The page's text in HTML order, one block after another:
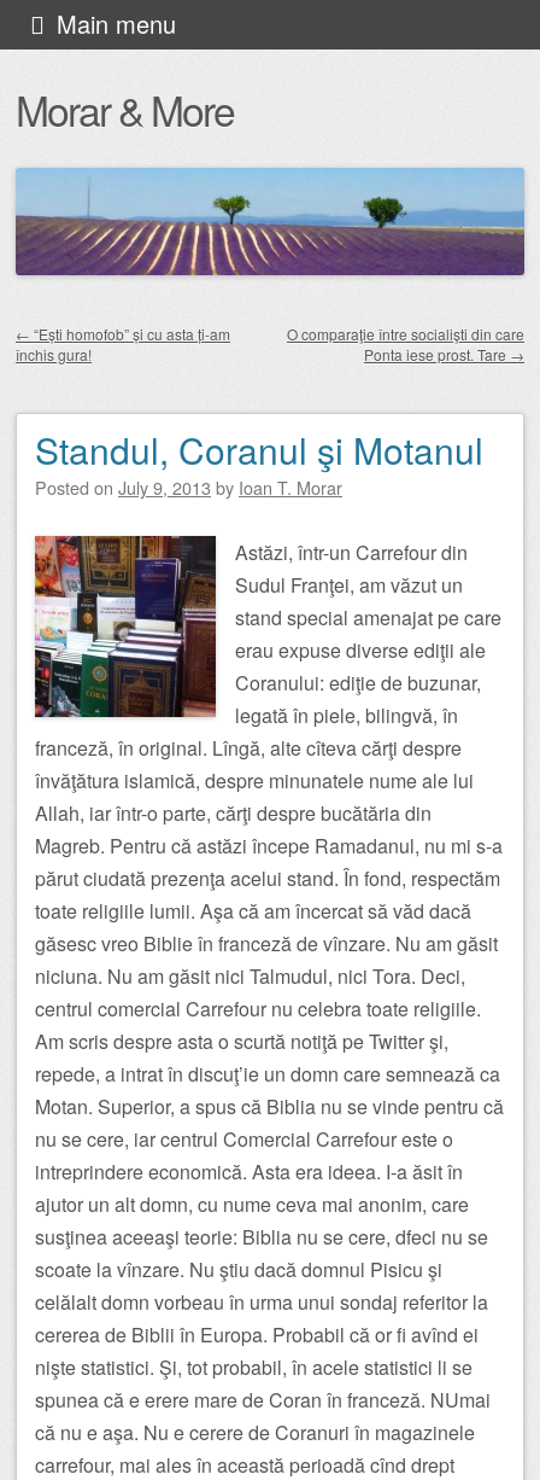
Morar & More
Main menu
Skip
to
content
Post navigation
← “Ești homofob” și cu asta ți-am
închis gura!
O comparaţie între socialişti din care
Ponta iese prost. Tare →
Standul, Coranul şi Motanul
Posted on July 9, 2013 by Ioan T. Morar
Astăzi, într-un Carrefour din
Sudul Franţei, am văzut un
stand special amenajat pe care
erau expuse diverse ediţii ale
Coranului: ediţie de buzunar,
legată în piele, bilingvă, în
franceză, în original. Lîngă, alte cîteva cărţi despre
învăţătura islamică, despre minunatele nume ale lui
Allah, iar într-o parte, cărţi despre bucătăria din
Magreb. Pentru că astăzi începe Ramadanul, nu mi s-a
părut ciudată prezenţa acelui stand. În fond, respectăm
toate religiile lumii. Aşa că am încercat să văd dacă
găsesc vreo Biblie în franceză de vînzare. Nu am găsit
niciuna. Nu am găsit nici Talmudul, nici Tora. Deci,
centrul comercial Carrefour nu celebra toate religiile.
Am scris despre asta o scurtă notiţă pe Twitter şi,
repede, a intrat în discuţ’ie un domn care semnează ca
Motan. Superior, a spus că Biblia nu se vinde pentru că
nu se cere, iar centrul Comercial Carrefour este o
intreprindere economică. Asta era ideea. I-a ăsit în
ajutor un alt domn, cu nume ceva mai anonim, care
susţinea aceeaşi teorie: Biblia nu se cere, dfeci nu se
scoate la vînzare. Nu ştiu dacă domnul Pisicu şi
celălalt domn vorbeau în urma unui sondaj referitor la
cererea de Biblii în Europa. Probabil că or fi avînd ei
nişte statistici. Şi, tot probabil, în acele statistici li se
spunea că e erere mare de Coran în franceză. NUmai
că nu e aşa. Nu e cerere de Coranuri în magazinele
carrefour, mai ales în această perioadă cînd drept